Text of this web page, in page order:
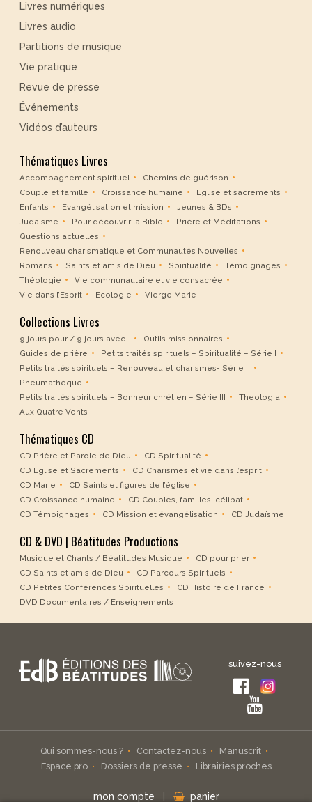
Livres numériques
Livres audio
Partitions de musique
Vie pratique
Revue de presse
Événements
Vidéos d’auteurs
Thématiques Livres
Accompagnement spirituel
Chemins de guérison
Couple et famille
Croissance humaine
Eglise et sacrements
Enfants
Evangélisation et mission
Jeunes & BDs
Judaïsme
Pour découvrir la Bible
Prière et Méditations
Questions actuelles
Renouveau charismatique et Communautés Nouvelles
Romans
Saints et amis de Dieu Spiritualité
Témoignages
Théologie
Vie communautaire et vie consacrée
Vie dans l’Esprit
Ecologie Vierge Marie
Collections Livres
9 jours pour / 9 jours avec…
Outils missionnaires
Guides de prière
Petits traités spirituels – Spiritualité – Série I
Petits traités spirituels – Renouveau et charismes- Série II
Pneumathèque
Petits traités spirituels – Bonheur chrétien – Série III
Theologia
Aux Quatre Vents
Thématiques CD
CD Prière et Parole de Dieu
CD Spiritualité
CD Eglise et Sacrements
CD Charismes et vie dans l’esprit
CD Marie
CD Saints et figures de l’église
CD Croissance humaine
CD Couples, familles, célibat
CD Témoignages
CD Mission et évangélisation CD Judaïsme
CD & DVD | Béatitudes Productions
Musique et Chants / Béatitudes Musique
CD pour prier
CD Saints et amis de Dieu
CD Parcours Spirituels
CD Petites Conférences Spirituelles
CD Histoire de France
DVD Documentaires / Enseignements
suivez-nous
Qui sommes-nous ? Contactez-nous
Manuscrit
Espace pro
Dossiers de presse Librairies proches
mon compte panier